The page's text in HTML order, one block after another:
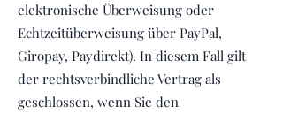
elektronische Überweisung oder
Echtzeitüberweisung über PayPal,
Giropay, Paydirekt). In diesem Fall gilt
der rechtsverbindliche Vertrag als
geschlossen, wenn Sie den